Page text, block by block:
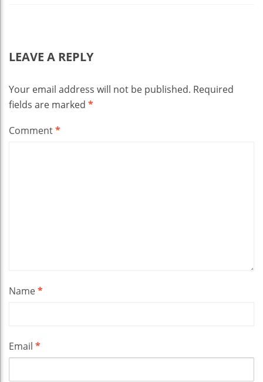
LEAVE A REPLY
Your email address will not be published. Required
fields are marked *
Comment*
Name*
Email *